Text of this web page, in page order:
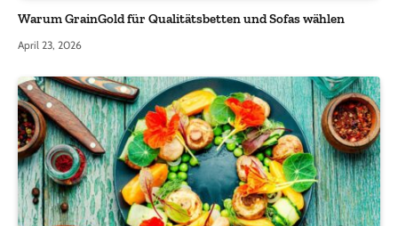
Warum GrainGold für Qualitätsbetten und Sofas wählen
April 23, 2026